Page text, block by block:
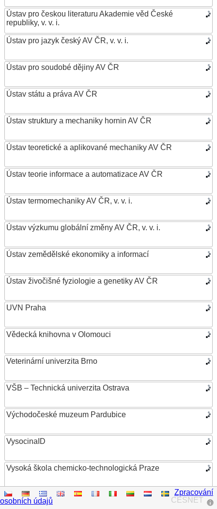
Ústav pro českou literaturu Akademie věd České
republiky, v. v. i.
Ústav pro jazyk český AV ČR, v. v. i.
Ústav pro soudobé dějiny AV ČR
Ústav státu a práva AV ČR
Ústav struktury a mechaniky hornin AV ČR
Ústav teoretické a aplikované mechaniky AV ČR
Ústav teorie informace a automatizace AV ČR
Ústav termomechaniky AV ČR, v. v. i.
Ústav výzkumu globální změny AV ČR, v. v. i.
Ústav zemědělské ekonomiky a informací
Ústav živočišné fyziologie a genetiky AV ČR
UVN Praha
Vědecká knihovna v Olomouci
Veterinární univerzita Brno
VŠB – Technická univerzita Ostrava
Východočeské muzeum Pardubice
VysocinaID
Vysoká škola chemicko-technologická Praze
Vysoká škola ekonomická v Praze
CESNET
Zpracování
osobních údajů